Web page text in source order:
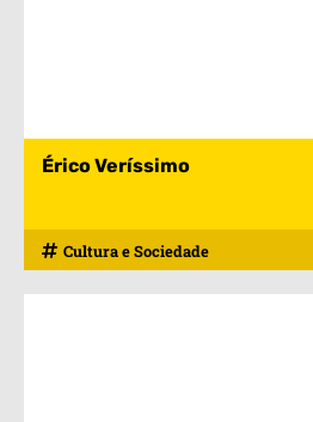
Érico Veríssimo
Cultura e Sociedade